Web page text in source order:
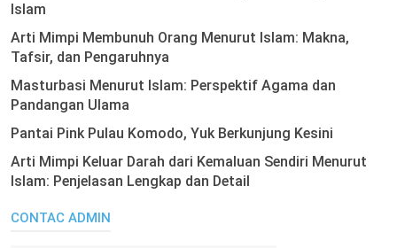
Islam
Arti Mimpi Membunuh Orang Menurut Islam: Makna,
Tafsir, dan Pengaruhnya
Masturbasi Menurut Islam: Perspektif Agama dan
Pandangan Ulama
Pantai Pink Pulau Komodo, Yuk Berkunjung Kesini
Arti Mimpi Keluar Darah dari Kemaluan Sendiri Menurut
Islam: Penjelasan Lengkap dan Detail
CONTAC ADMIN